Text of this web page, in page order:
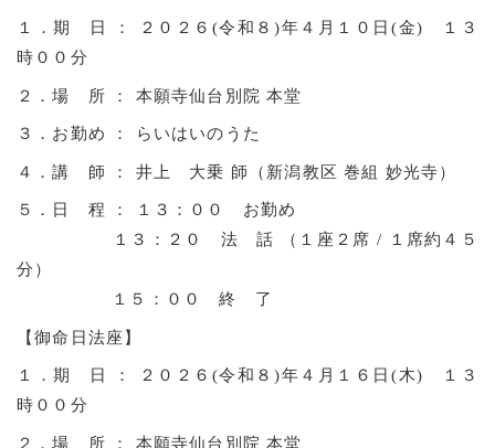
１．期 日 ： ２０２６(令和８)年４月１０日(金) １３
時００分
２．場 所 ： 本願寺仙台別院 本堂
３．お勤め ： らいはいのうた
４．講 師 ： 井上 大乗 師（新潟教区 巻組 妙光寺）
５．日 程 ： １３：００ お勤め
１３：２０ 法 話 （１座２席 / １席約４５
分）
１５：００ 終 了
【御命日法座】
１．期 日 ： ２０２６(令和８)年４月１６日(木) １３
時００分
２．場 所 ： 本願寺仙台別院 本堂